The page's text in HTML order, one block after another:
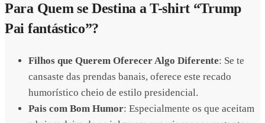
Para Quem se Destina a T-shirt “Trump
Pai fantástico”?
Filhos que Querem Oferecer Algo Diferente: Se te
cansaste das prendas banais, oferece este recado
humorístico cheio de estilo presidencial.
Pais com Bom Humor: Especialmente os que aceitam